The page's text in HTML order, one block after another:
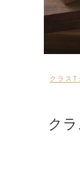
クラスT
ク